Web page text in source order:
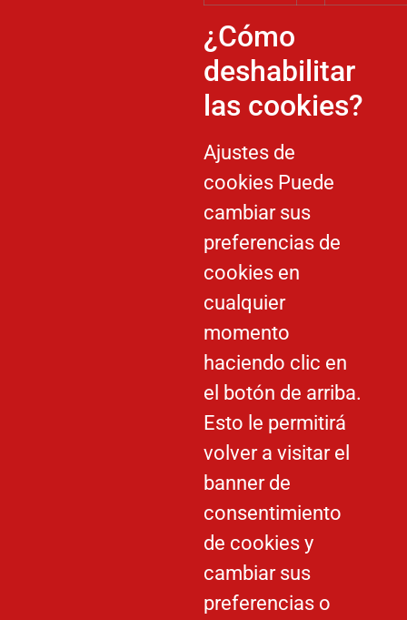
¿Cómo
deshabilitar
las cookies?
Ajustes de
cookies Puede
cambiar sus
preferencias de
cookies en
cualquier
momento
haciendo clic en
el botón de arriba.
Esto le permitirá
volver a visitar el
banner de
consentimiento
de cookies y
cambiar sus
preferencias o